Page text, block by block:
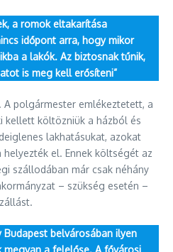
a romok eltakarítása
időpont arra, hogy mikor
a lakók. Az biztosnak tűnik,
is meg kell erősíteni”
polgármester emlékeztetett, a
kellett költözniük a házból és
lakhatásukat, azokat
el. Ennek költségét az
szállodában már csak néhány
– szükség esetén –
Budapest belvárosában ilyen